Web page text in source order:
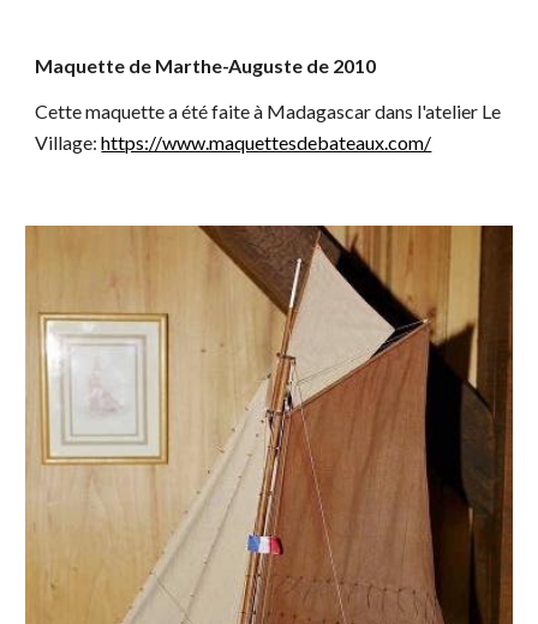
Maquette de Marthe-Auguste de 2010
Cette maquette a été faite à Madagascar dans l'atelier Le
Village:https://www.maquettesdebateaux.com/